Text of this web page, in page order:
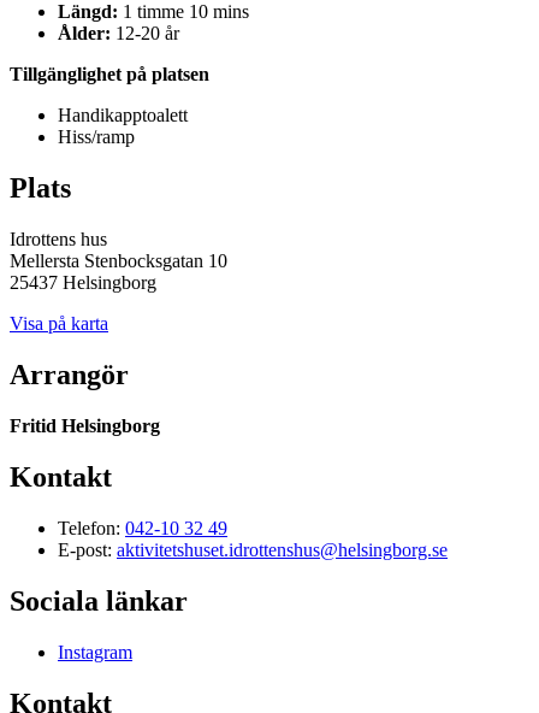
Längd: 1 timme 10 mins
Ålder: 12-20 år
Tillgänglighet på platsen
Handikapptoalett
Hiss/ramp
Plats
Idrottens hus
Mellersta Stenbocksgatan 10
25437 Helsingborg
Visa på karta
Arrangör
Fritid Helsingborg
Kontakt
Telefon: 042-10 32 49
E-post: aktivitetshuset.idrottenshus@helsingborg.se
Sociala länkar
Instagram
Kontakt